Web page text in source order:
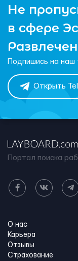
Не
в сфере
Подпишись на
Открыть
Портал поиска
О нас
Карьера
Отзывы
Страхование